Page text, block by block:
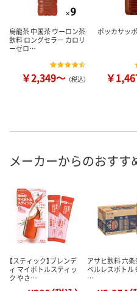
烏龍茶 中国茶 ウーロン茶
飲料 ロングセラー カロリ
ーゼロ…
￥2,349～ （税込）
ポッカサッ
￥
メーカーからのおすす
【スティック】ブレンデ
ィ マイボトルスティッ
ク やさ…
アサヒ飲料 六条
ベルレスボトル
…